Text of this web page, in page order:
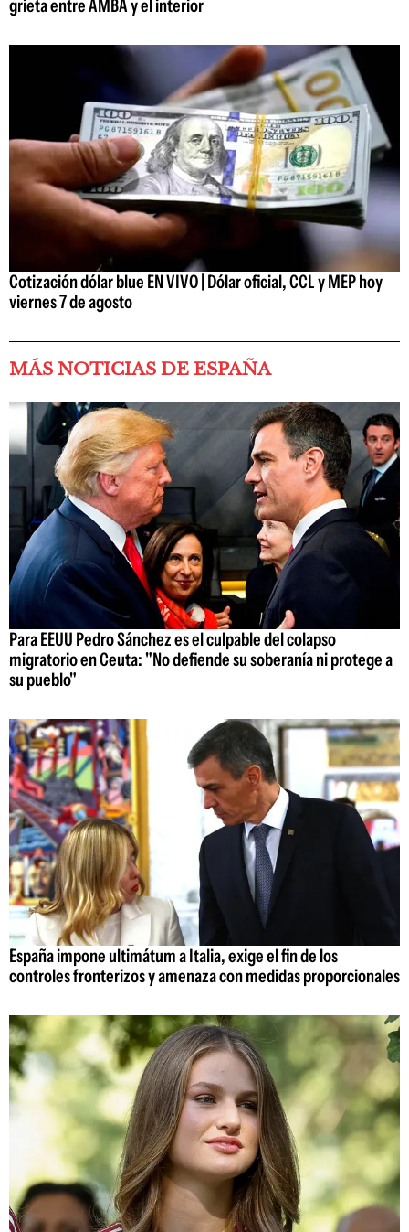
grieta entre AMBA y el interior
Cotización dólar blue EN VIVO | Dólar oficial, CCL y MEP hoy
viernes 7 de agosto
MÁS NOTICIAS DE ESPAÑA
Para EEUU Pedro Sánchez es el culpable del colapso
migratorio en Ceuta: "No defiende su soberanía ni protege a
su pueblo"
España impone ultimátum a Italia, exige el fin de los
controles fronterizos y amenaza con medidas proporcionales